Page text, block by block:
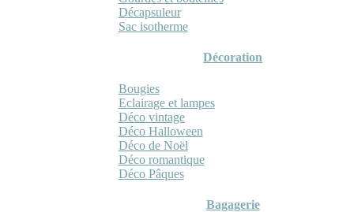
Décapsuleur
Sac isotherme
Décoration
Bougies
Eclairage et lampes
Déco vintage
Déco Halloween
Déco de Noël
Déco romantique
Déco Pâques
Bagagerie